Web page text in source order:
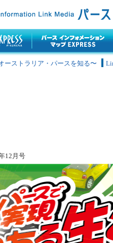
ーストラリア・パースを知る〜
12月号